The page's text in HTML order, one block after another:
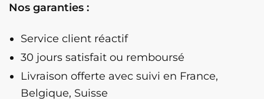
D'Intérieur
Nos garanties :
Service client réactif
30 jours satisfait ou remboursé
Livraison offerte avec suivi en France,
Belgique, Suisse